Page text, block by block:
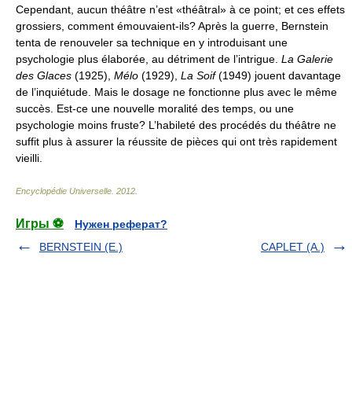
Cependant, aucun théâtre n’est «théâtral» à ce point; et ces effets
grossiers, comment émouvaient-ils? Après la guerre, Bernstein
tenta de renouveler sa technique en y introduisant une
psychologie plus élaborée, au détriment de l’intrigue. La Galerie
des Glaces (1925), Mélo (1929), La Soif(1949) jouent davantage
de l’inquiétude. Mais le dosage ne fonctionne plus avec le même
succès. Est-ce une nouvelle moralité des temps, ou une
psychologie moins fruste? L’habileté des procédés du théâtre ne
suffit plus à assurer la réussite de pièces qui ont très rapidement
vieilli.
Encyclopédie Universelle 2012
Игры ⚽
Нужен реферат?
BERNSTEIN (E.)
CAPLET (A.)